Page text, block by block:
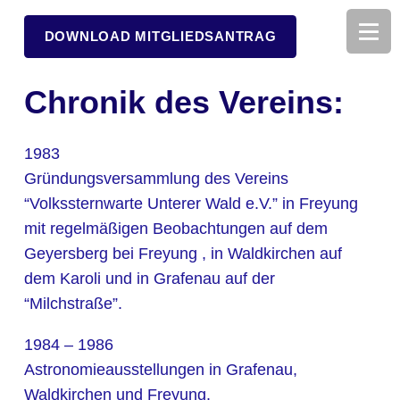
DOWNLOAD MITGLIEDSANTRAG
Chronik des Vereins:
1983
Gründungsversammlung des Vereins
“Volkssternwarte Unterer Wald e.V.” in Freyung
mit regelmäßigen Beobachtungen auf dem
Geyersberg bei Freyung , in Waldkirchen auf
dem Karoli und in Grafenau auf der
“Milchstraße”.
1984 – 1986
Astronomieausstellungen in Grafenau,
Waldkirchen und Freyung.